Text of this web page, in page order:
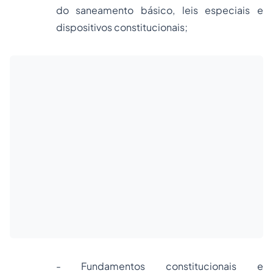
do saneamento básico, leis especiais e
dispositivos constitucionais;
- Fundamentos constitucionais e